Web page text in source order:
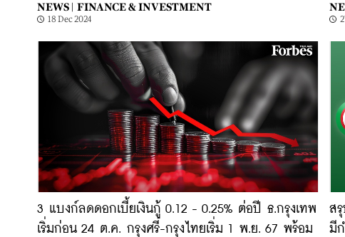
NEWS | FINANCE & INVESTMENT
18 Dec 2024
3 แบงก์ลดดอกเบี้ยเงินกู้ 0.12 - 0.25% ต่อปี ธ.กรุงเทพ
เริ่มก่อน 24 ต.ค. กรุงศรี-กรุงไทยเริ่ม 1 พ.ย. 67 พร้อม
ส
มี